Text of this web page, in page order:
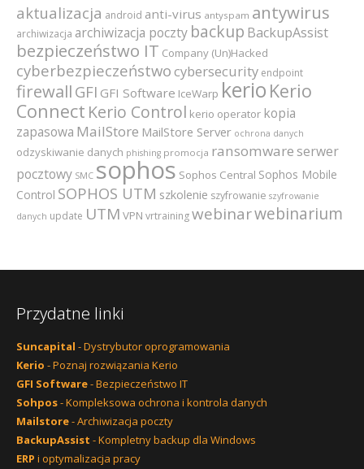
aktualizacja android anti-virus antyspam antywirus
archiwizacja archiwizacja poczty backup BackupAssist
bezpieczeństwo IT Company (Un)Hacked
cyberbezpieczeństwocybersecurity endpoint
firewall GFI GFI Software IceWarp kerio Kerio
Connect Kerio Control kerio operator kopia
zapasowa MailStore MailStore Server ochrona danych
odzyskiwanie danych phishing promocja ransomware serwer
pocztowy SMC sophos Sophos Central Sophos Mobile
Control SOPHOS UTM szkolenie szyfrowanie szyfrowanie
danych update UTM VPN vrtrainingwebinarwebinarium
Przydatne linki
Suncapital - Dystrybutor oprogramowania
Kerio - Poznaj rozwiązania Kerio
GFI Software- Bezpieczeństwo IT
Sohpos- Kompleksowa ochrona i kontrola danych
Mailstore- Archiwizacja poczty
BackupAssist - Kompletny backup dla Windows
ERP i optymalizacja pracy